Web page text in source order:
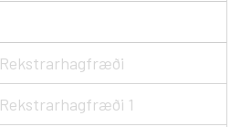
Rekstrarhagfræði
Rekstrarhagfræði 1